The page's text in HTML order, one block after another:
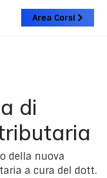
Area Corsi
di
della nuova
a cura del dott.